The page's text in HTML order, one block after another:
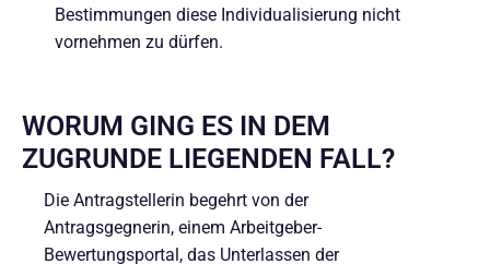
Bestimmungen diese Individualisierung nicht
vornehmen zu dürfen.
WORUM GING ES IN DEM
ZUGRUNDE LIEGENDEN FALL?
Die Antragstellerin begehrt von der
Antragsgegnerin, einem Arbeitgeber-
Bewertungsportal, das Unterlassen der